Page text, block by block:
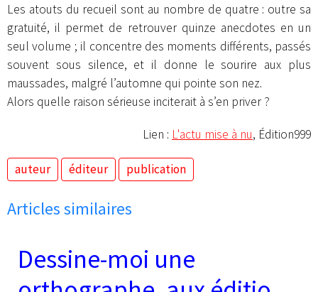
Les atouts du recueil sont au nombre de quatre : outre sa
gratuité, il permet de retrouver quinze anecdotes en un
seul volume ; il concentre des moments différents, passés
souvent sous silence, et il donne le sourire aux plus
maussades, malgré l’automne qui pointe son nez.
Alors quelle raison sérieuse inciterait à s’en priver ?
Lien : L'actu mise à nu, Édition999
auteur éditeur publication
Articles similaires
Dessine-moi une